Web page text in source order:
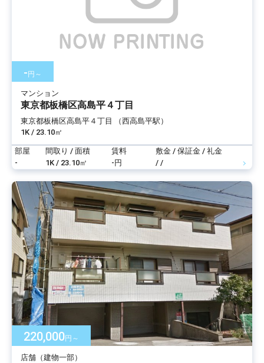
- 円～
マンション
東京都板橋区高島平４丁目
東京都板橋区高島平４丁目 （西高島平駅）
1K / 23.10㎡
部屋 間取り / 面積 賃料
敷金 / 保証金 / 礼金
-
1K / 23.10㎡ -円 / /
220,000円～
店舗（建物一部）